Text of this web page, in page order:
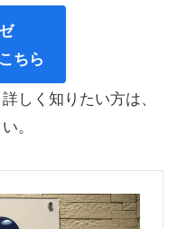
ちら
しく知りたい方は、
。